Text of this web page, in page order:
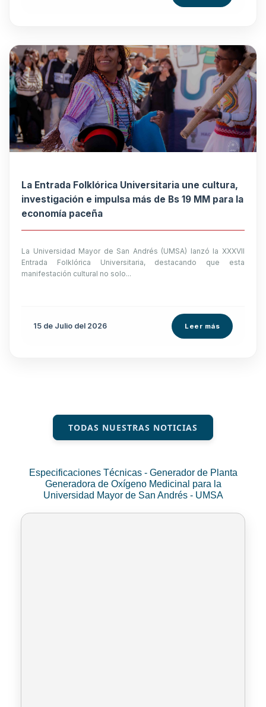
La Entrada Folklórica Universitaria une cultura,
investigación e impulsa más de Bs 19 MM para la
economía paceña
La Universidad Mayor de San Andrés (UMSA) lanzó la XXXVII
Entrada Folklórica Universitaria, destacando que esta
manifestación cultural no solo...
15 de Julio del 2026 Leer más
TODAS NUESTRAS NOTICIAS
Especificaciones Técnicas - Generador de Planta
Generadora de Oxígeno Medicinal para la
Universidad Mayor de San Andrés - UMSA